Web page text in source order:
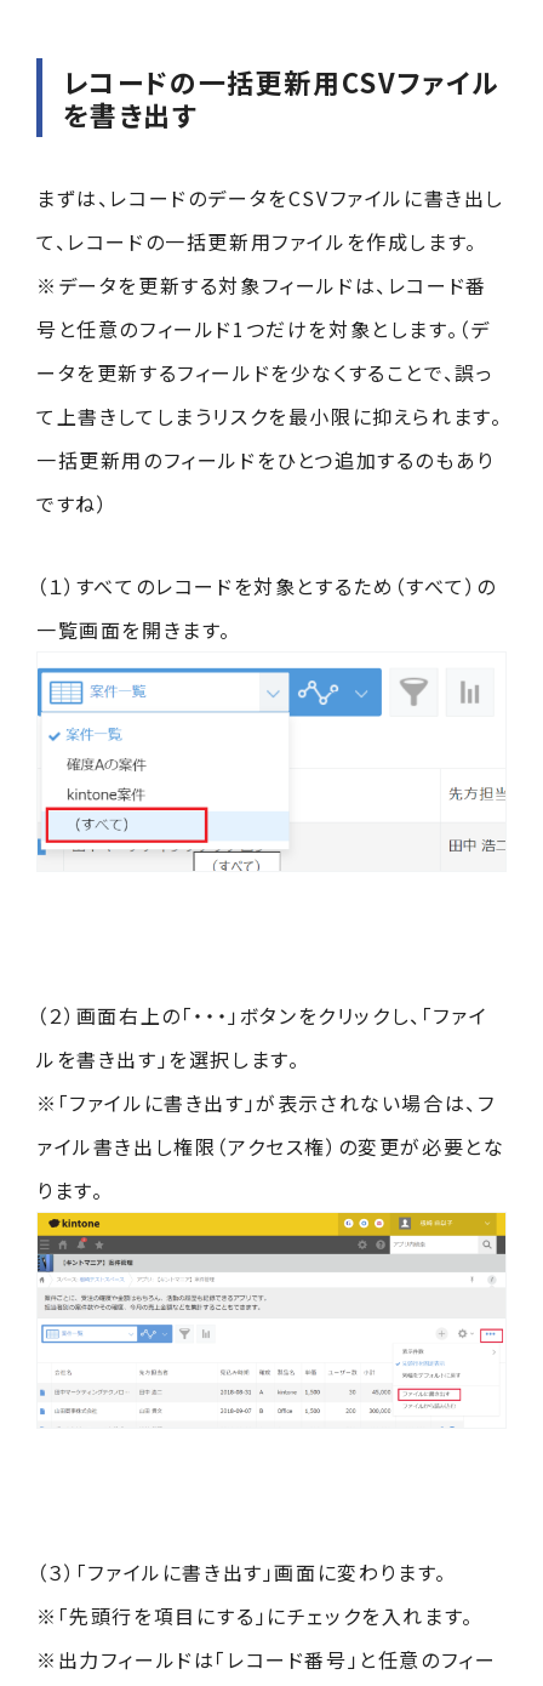
レコードの一括更新用CSVファイル
を書き出す
まずは、レコードのデータをCSVファイルに書き出し
て、レコードの一括更新用ファイルを作成します。
※データを更新する対象フィールドは、レコード番
号と任意のフィールド1つだけを対象とします。（デ
ータを更新するフィールドを少なくすることで、誤っ
て上書きしてしまうリスクを最小限に抑えられます。
一括更新用のフィールドをひとつ追加するのもあり
ですね）
（１）すべてのレコードを対象とするため（すべて）の
一覧画面を開きます。
（２）画面右上の「・・・」ボタンをクリックし、「ファイ
ルを書き出す」を選択します。
※「ファイルに書き出す」が表示されない場合は、フ
ァイル書き出し権限（アクセス権）の変更が必要とな
ります。
（３）「ファイルに書き出す」画面に変わります。
※「先頭行を項目にする」にチェックを入れます。
※出力フィールドは「レコード番号」と任意のフィー